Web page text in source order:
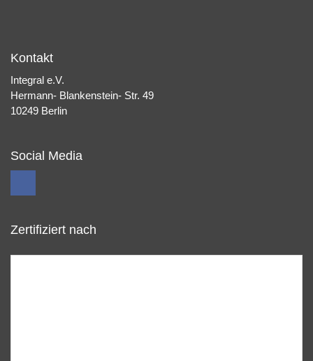
Kontakt
Integral e.V.
Hermann- Blankenstein- Str. 49
10249 Berlin
Social Media
Zertifiziert nach